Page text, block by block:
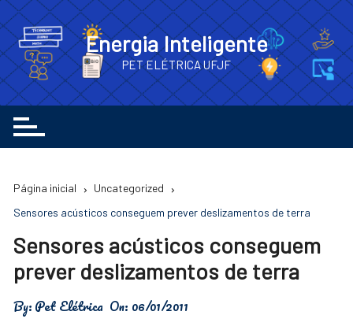
para
o
conteúdo
Energia Inteligente
PET ELÉTRICA UFJF
Página inicial
Uncategorized
Sensores acústicos conseguem prever deslizamentos de terra
Sensores acústicos conseguem
prever deslizamentos de terra
By:Pet Elétrica On: 06/01/2011